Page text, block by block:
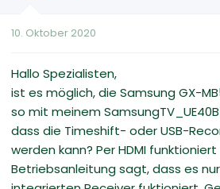
e
t
m
10. Oktober 2020
Hallo Spezialisten,
ist es möglich, die Samsung GX-
so mit meinem
dass die Timeshift- oder USB-
werden kann? Per HDMI
Betriebsanleitung sagt, dass es